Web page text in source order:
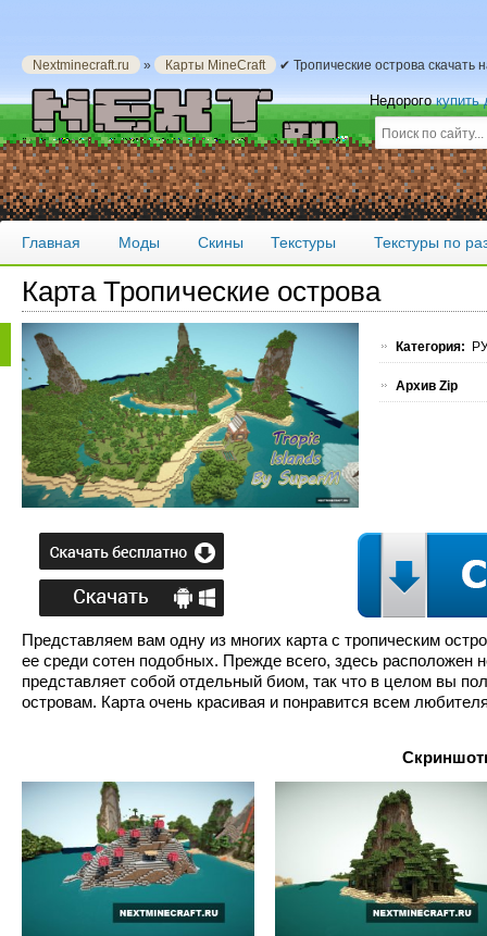
Nextminecraft.ru » Карты MineCraft ✔ Тропические острова скачать
Недорогокупить
Главная Моды Скины Текстуры Текстуры по
Карта Тропические острова
Категория:
Архив Zip
Представляем вам одну из многих карта с тропическим
ее среди сотен подобных. Прежде всего, здесь расположен
представляет собой отдельный биом, так что в целом вы
островам. Карта очень красивая и понравится всем